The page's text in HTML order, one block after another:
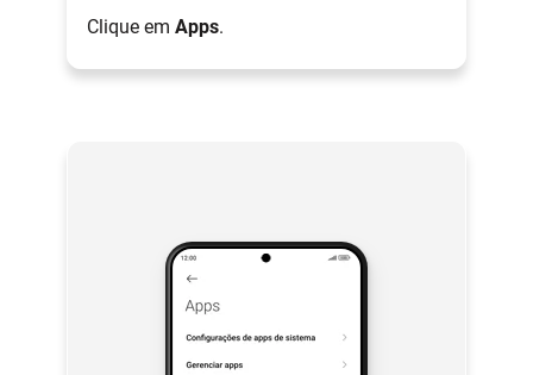
Clique em Apps.